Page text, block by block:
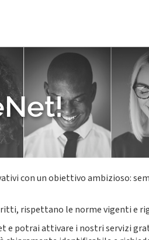
con un obiettivo ambizioso:
rispettano le norme vigenti e
e potrai attivare i nostri servizi